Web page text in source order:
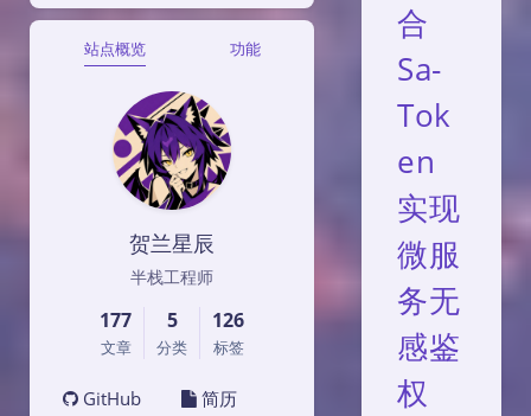
站点概览 功能
贺兰星辰
半栈工程师
177
文章
5
分类
126
标签
GitHub
简历
合
Sa-
Tok
en
实现
微服
务无
感鉴
权